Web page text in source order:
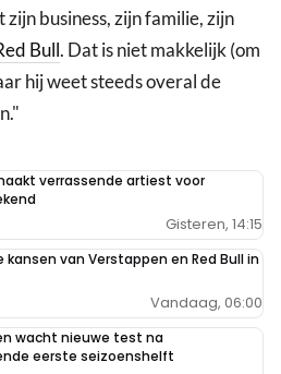
business, zijn familie, zijn
Bull. Dat is niet makkelijk (om
hij weet steeds overal de
verrassende artiest voor
Gisteren, 14:15
van Verstappen en Red Bull in
Vandaag, 06:00
wacht nieuwe test na
eerste seizoenshelft